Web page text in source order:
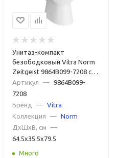
Унитаз-компакт
безободковый Vitra Norm
Zeitgeist 9864B099-7208 с
бачком и сиденьем
Артикул —
9864B099-
7208
Бренд
—
Vitra
Коллекция
—
Norm
ДxШxВ, см
—
64.5x35.5x79.5
Много